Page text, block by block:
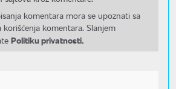
komentara mora se upoznati sa
korišćenja komentara. Slanjem
Politiku privatnosti.